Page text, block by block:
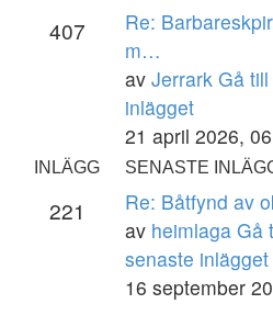
407
Re:
m…
av Jerrark Gå
inlägget
21 april 2026,
INLÄGG SENASTE
221
Re: Båtfynd av
av heimlaga Gå
senaste inlägget
16 september